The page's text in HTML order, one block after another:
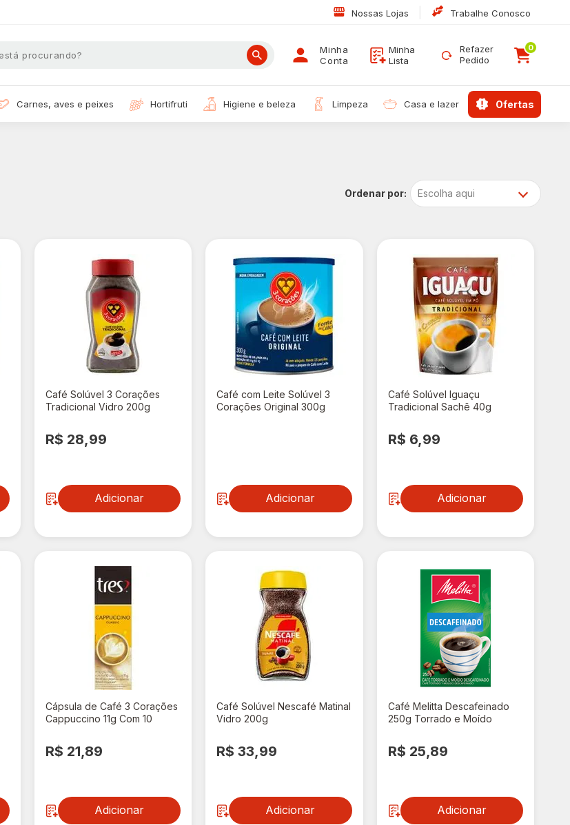
Nossas Lojas Trabalhe Conosco
Minha
Conta
Minha
Lista
Refazer
Pedido
0
carnes, aves e peixes hortifruti higiene e beleza limpeza casa e lazer ofertas
Escolha aqui
Café Solúvel 3 Corações
Tradicional Vidro 200g
R$ 28,99
Adicionar
Café com Leite Solúvel 3
Corações Original 300g
Adicionar
Café Solúvel Iguaçu
Tradicional Sachê 40g
R$ 6,99
Adicionar
Cápsula de Café 3 Corações
Cappuccino 11g Com 10
R$ 21,89
Adicionar
Café Solúvel Nescafé Matinal
Vidro 200g
R$ 33,99
Adicionar
Café Melitta Descafeinado
250g Torrado e Moído
R$ 25,89
Adicionar